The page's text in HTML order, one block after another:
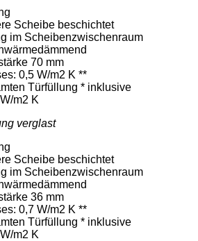
Scheibe beschichtet
im Scheibenzwischenraum
70 mm
0,5 W/m2 K **
Türfüllung * inklusive
m2 K
verglast
Scheibe beschichtet
im Scheibenzwischenraum
36 mm
0,7 W/m2 K **
Türfüllung * inklusive
m2 K